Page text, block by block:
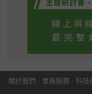
關於我們 · 會員服務 · 科技